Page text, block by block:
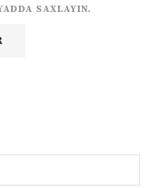
SAXLAYIN.